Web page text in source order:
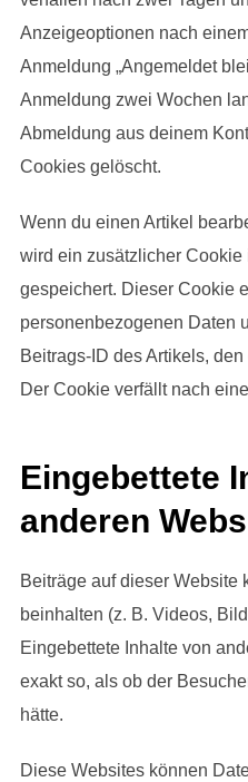
Anzeigeoptionen nach
Anmeldung „Angemeldet
Anmeldung zwei Wochen
Abmeldung aus deinem
Cookies gelöscht.
Wenn du einen Artikel
wird ein zusätzlicher
gespeichert. Dieser Cookie
personenbezogenen Daten
Beitrags-ID des Artikels,
Der Cookie verfällt nach
Eingebettete
anderen
Beiträge auf dieser Website
beinhalten (z. B. Videos,
Eingebettete Inhalte von
exakt so, als ob der
hätte.
Diese Websites können